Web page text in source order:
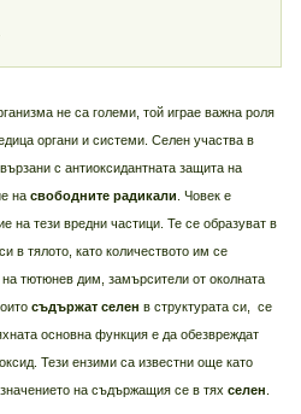
не са големи, той играе важна роля
органи и системи. Селен участва в
с антиоксидантната защита на
на свободните радикали . Човек е
на тези вредни частици. Те се образуват в
в тялото, като количеството им се
тютюнев дим, замърсители от околната
съдържат селен в структурата си, се
основна функция е да обезвреждат
Тези ензими са известни още като
на съдържащия се в тях селен